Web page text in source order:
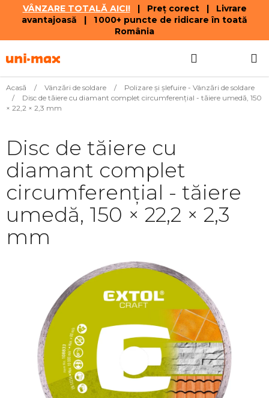
VÂNZARE TOTALĂ AICI!| Preț corect | Livrare
avantajoasă | 1 000+ puncte de ridicare în toată
România
la
DE
Acasă / Vânzări de soldare /
Polizare şi şlefuire - Vânzări de soldare
/
Disc de tăiere cu diamant complet circumferențial - tăiere umedă, 150
× 22,2 × 2,3 mm
Disc de tăiere cu
diamant complet
circumferențial - tăiere
umedă, 150 × 22,2 × 2,3
mm